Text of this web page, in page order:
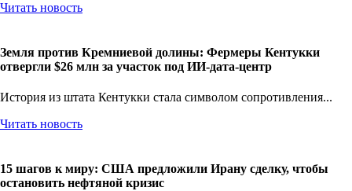
Читать новость
Земля против Кремниевой долины: Фермеры Кентукки
отвергли $26 млн за участок под ИИ-дата-центр
История из штата Кентукки стала символом сопротивления...
Читать новость
15 шагов к миру: США предложили Ирану сделку, чтобы
остановить нефтяной кризис